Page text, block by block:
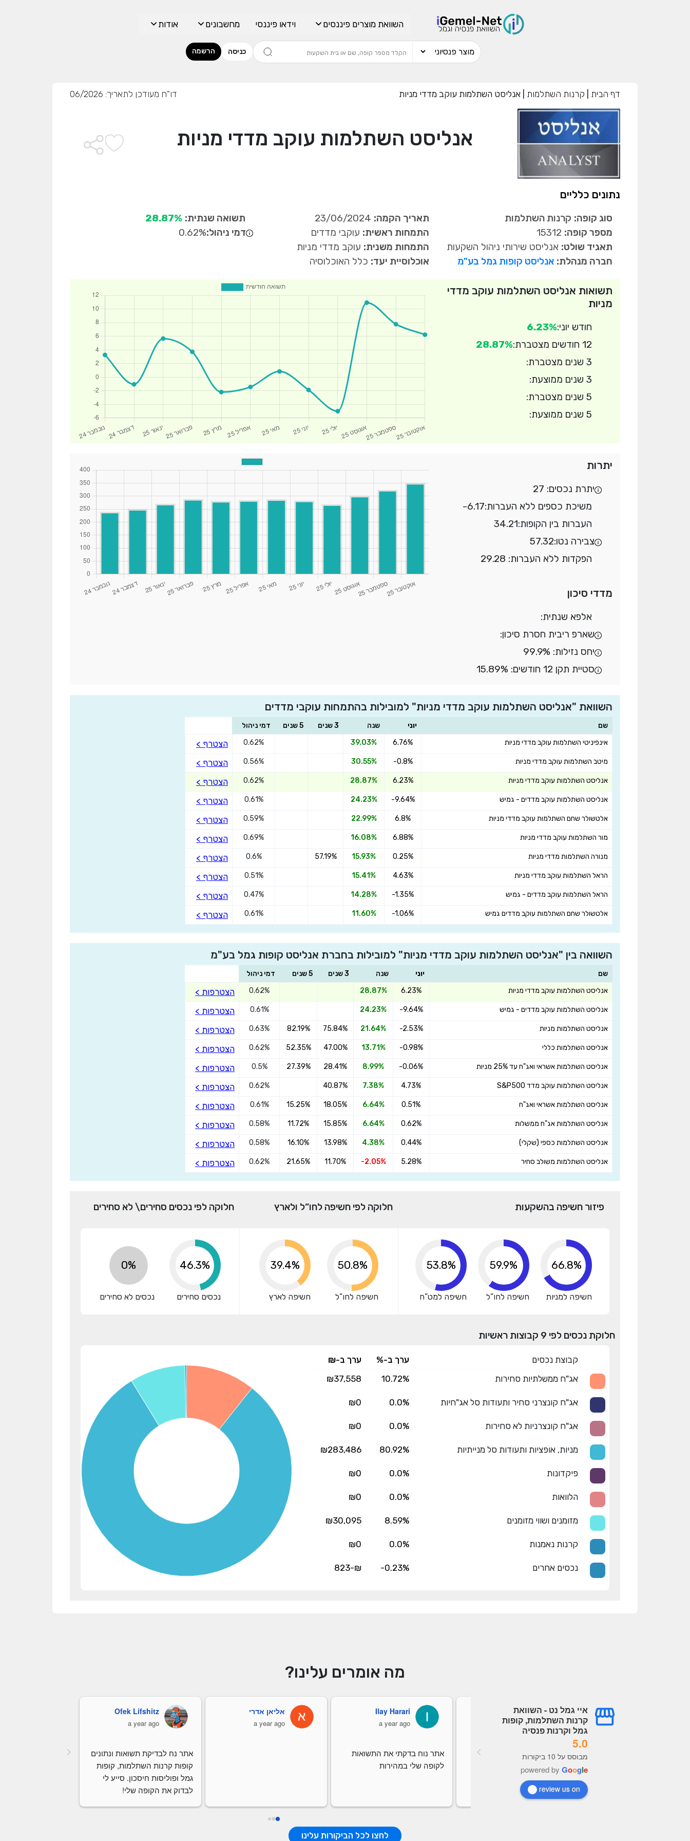
השוואת מוצרים פיננסים וידאו פיננסי מחשבונים אודות
כניסה הרשמה
דף הבית קרנות השתלמות אנליסט השתלמות עוקב מדדי מניות דו"ח מעודכן לתאריך: 06/2026
אנליסט השתלמות עוקב מדדי מניות
נתונים כלליים
סוג קופה: קרנות השתלמות
מספר קופה:
תאגיד שולט: אנליסט שירותי ניהול השקעות
חברה מנהלת: אנליסט קופות גמל בע"מ
תאריך הקמה:
התמחות ראשית: עוקבי מדדים
התמחות משנית: עוקב מדדי מניות
אוכלוסיית יעד: כלל האוכלוסיה
תשואה שנתית: 28.87%
דמי ניהול:0.62%
תשואות אנליסט השתלמות עוקב מדדי
מניות
חודש יוני:6.23%
12 חודשים מצטברת:
28.87%
3 שנים מצטברת:
3 שנים ממוצעת:
5 שנים מצטברת:
5 שנים ממוצעת:
יתרות
יתרת נכסים: 27
משיכת כספים ללא העברות:-6.17
העברות בין הקופות:34.21
צבירה נטו:57.32
הפקדות ללא העברות: 29.28
מדדי סיכון
אלפא שנתית:
שארפ ריבית חסרת סיכון:
יחס נזילות: 99.9%
סטיית תקן 12 חודשים: 15.89%
השוואת "אנליסט השתלמות עוקב מדדי מניות" למובילות בהתמחות עוקבי מדדים
שם יוני שנה 3 שנים 5 שנים
דמי ניהול
אינפיניטי השתלמות עוקב מדדי מניות
6.76%
39.03%
0.62% הצטרף >
מיטב השתלמות עוקב מדדי מניות -0.8%
30.55%
0.56% הצטרף >
אנליסט השתלמות עוקב מדדי מניות 6.23%
28.87%
0.62% הצטרף >
אנליסט השתלמות עוקב מדדים - גמיש -9.64%
24.23%
0.61% הצטרף >
אלטשולר שחם השתלמות עוקב מדדי מניות 6.8%
22.99%
0.59% הצטרף >
מור השתלמות עוקב מדדי מניות 6.88%
16.08%
0.69% הצטרף >
מנורה השתלמות מדדי מניות 0.25%
15.93%
57.19%
0.6% הצטרף >
הראל השתלמות עוקב מדדי מניות 4.63%
15.41%
0.51% הצטרף >
הראל השתלמות עוקב מדדים - גמיש -1.35%
14.28%
0.47% הצטרף >
אלטשולר שחם השתלמות עוקב מדדים גמיש -1.06%
11.60%
0.61% הצטרף >
השוואה בין "אנליסט השתלמות עוקב מדדי מניות" למובילות בחברת אנליסט קופות גמל בע"מ
שם יוני שנה 3 שנים 5 שנים
דמי ניהול
אנליסט השתלמות עוקב מדדי מניות
6.23%
28.87%
0.62% הצטרפות >
אנליסט השתלמות עוקב מדדים - גמיש -9.64%
24.23%
0.61% הצטרפות >
אנליסט השתלמות מניות -2.53%
21.64%
75.84%
82.19%
0.63% הצטרפות >
אנליסט השתלמות כללי -0.98%
13.71%
47.00%
52.35%
0.62% הצטרפות >
אנליסט השתלמות אשראי ואג"ח עד 25% מניות -0.06%
8.99%
28.41%
27.39%
0.5% הצטרפות >
אנליסט השתלמות עוקב מדד S&P500 4.73%
7.38%
40.87%
0.62% הצטרפות >
אנליסט השתלמות אשראי ואג"ח 0.51%
6.64%
18.05%
15.25%
0.61% הצטרפות >
אנליסט השתלמות אג"ח ממשלות 0.62%
6.64%
15.85%
11.72%
0.58% הצטרפות >
אנליסט השתלמות כספי (שקלי) 0.44%
4.38%
13.98%
16.10%
0.58% הצטרפות >
אנליסט השתלמות משולב סחיר 5.28%
-2.05%
11.70%
21.65%
0.62% הצטרפות >
פיזור חשיפה בהשקעות
80.9%
חשיפה למניות
75.4%
חשיפה לחו”ל
67.9%
חשיפה למט”ח
חלוקה לפי חשיפה לחו”ל ולארץ
60.5%
חשיפה לחו”ל
39.4%
חשיפה לארץ
חלוקה לפי נכסים סחירים\ לא סחירים
58.8%
נכסים סחירים
0%
נכסים לא סחירים
חלוקת נכסים לפי 9 קבוצות ראשיות
קבוצת נכסים ערך ב-%
ערך ב-₪
אג"ח ממשלתיות סחירות
10.72%
₪37,558
אג"ח קונצרני סחיר ותעודות סל אג"חיות 0.0%
₪0
אג"ח קונצרניות לא סחירות 0.0%
₪0
מניות, אופציות ותעודות סל מנייתיות 80.92%
₪283,486
פיקדונות 0.0%
₪0
הלוואות 0.0%
₪0
מזומנים ושווי מזומנים 8.59%
₪30,095
קרנות נאמנות 0.0%
₪0
נכסים אחרים -0.23%
₪-823
הצטרפו אנליסט השתלמות עוקב מדדי מניות
מתכנן פיננסי (ללא עלות), השאירו פרטים:
התחל בבדיקה חינם
אני מאשר שקראתי ומסכיםלתנאי השימוש והפרטיות,וכי
הפרטים שמסרתי ישמשו לקבלת פניות, הצעות שיווקיות מאיתנו או
מה אומרים עלינו?
איי גמל נט - השוואת
קרנות השתלמות, קופות
גמל וקרנות פנסיה
5.0
מבוסס על 10 ביקורות
powered by Google
review us on
עמית עובדיה
a year ago
Ilay Harari
a year ago
אתר נוח בדקתי את התשואות
לקופה שלי במהירות
אליאן אדרי
a year ago
Ofek Lifshitz
a year ago
לבדוק את הקופה שלי!
לחצו לכל הביקורות עלינו